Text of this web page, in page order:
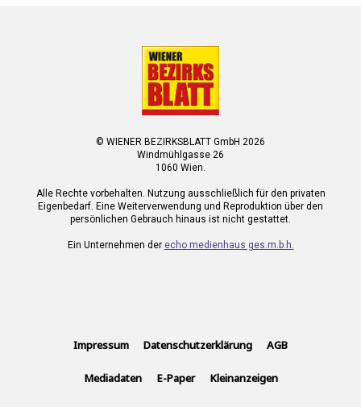
© WIENER BEZIRKSBLATT GmbH 2026
Windmühlgasse 26
1060 Wien.
Alle Rechte vorbehalten. Nutzung ausschließlich für den privaten
Eigenbedarf. Eine Weiterverwendung und Reproduktion über den
persönlichen Gebrauch hinaus ist nicht gestattet.
Ein Unternehmen der echo medienhaus ges.m.b.h.
Impressum Datenschutzerklärung AGB
Mediadaten E-Paper Kleinanzeigen